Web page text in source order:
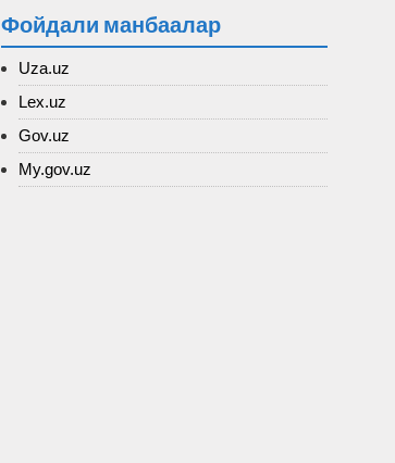
Фойдали манбаалар
Uza.uz
Lex.uz
Gov.uz
My.gov.uz